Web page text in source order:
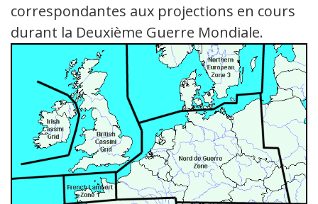
correspondantes aux projections en cours
durant la Deuxième Guerre Mondiale.